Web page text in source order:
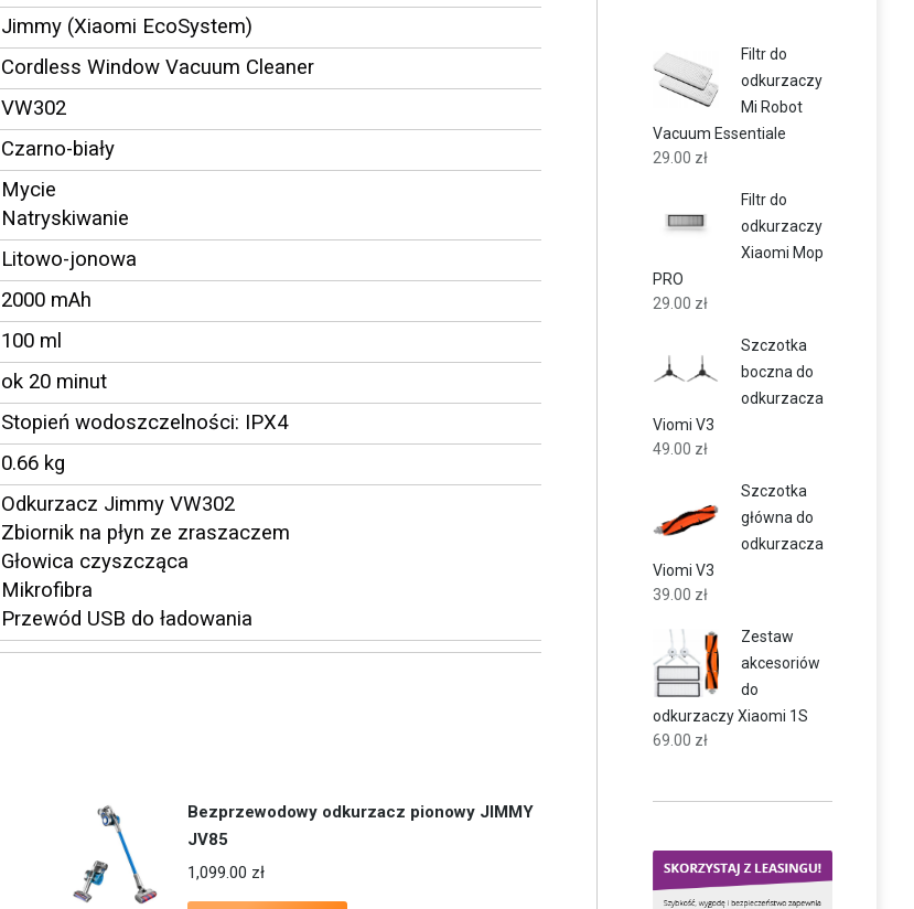
Jimmy (Xiaomi EcoSystem)
Cordless Window Vacuum Cleaner
VW302
Czarno-biały
Mycie
Natryskiwanie
Litowo-jonowa
2000 mAh
100 ml
ok 20 minut
Stopień wodoszczelności: IPX4
0.66 kg
Odkurzacz Jimmy VW302
Zbiornik na płyn ze zraszaczem
Głowica czyszcząca
Mikrofibra
Przewód USB do ładowania
Bezprzewodowy odkurzacz pionowy JIMMY
JV85
1,099.00 zł
Filtr do
odkurzaczy
Mi Robot
Vacuum Essentiale
29.00 zł
Filtr do
odkurzaczy
Xiaomi Mop
PRO
29.00 zł
Szczotka
boczna do
odkurzacza
Viomi V3
49.00 zł
Szczotka
główna do
odkurzacza
Viomi V3
39.00 zł
Zestaw
akcesoriów
do
odkurzaczy Xiaomi 1S
69.00 zł